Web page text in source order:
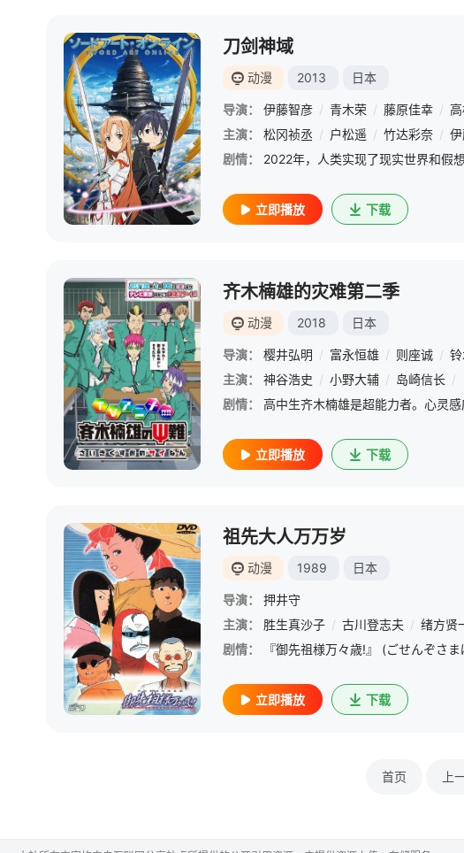
刀剑神域
动漫 2013 日本
导演： 伊藤智彦 / 青木荣 / 藤原佳幸 /
主演：
松冈祯丞 / 户松遥 / 竹达彩奈 /
剧情：
立即播放 下载
齐木楠雄的灾难第二季
动漫 2018 日本
导演： 樱井弘明 / 富永恒雄 / 则座诚 /
主演：
神谷浩史 / 小野大辅 / 岛崎信长 /
剧情：
立即播放 下载
祖先大人万万岁
动漫 1989 日本
导演：
押井守
主演：
胜生真沙子 / 古川登志夫 / 绪方贤
剧情：
立即播放 下载
首页 上